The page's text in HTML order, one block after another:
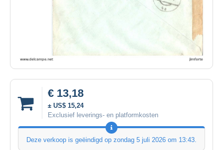
€ 13,18
± US$ 15,24
Exclusief leverings- en platformkosten
Deze verkoop is geëindigd op zondag 5 juli 2026 om 13:43.